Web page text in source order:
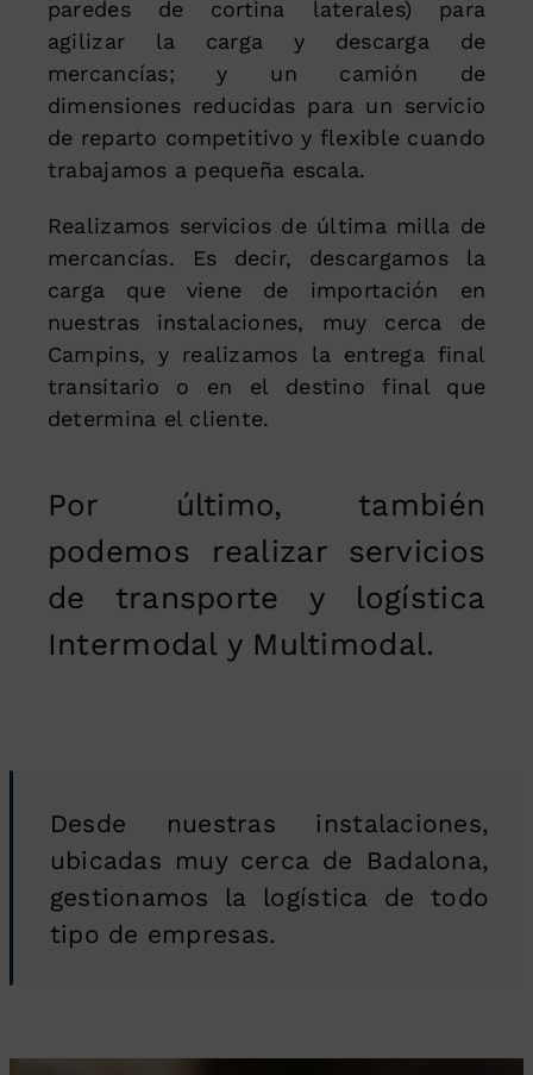
paredes de cortina laterales) para
agilizar la carga y descarga de
mercancías; y un camión de
dimensiones reducidas para un servicio
de reparto competitivo y flexible cuando
trabajamos a pequeña escala.
Realizamos servicios de última milla de
mercancías. Es decir, descargamos la
carga que viene de importación en
nuestras instalaciones, muy cerca de
Campins, y realizamos la entrega final
transitario o en el destino final que
determina el cliente.
Por último, también
podemos realizar servicios
de transporte y logística
Intermodal y Multimodal.
Desde nuestras instalaciones,
ubicadas muy cerca de Badalona,
gestionamos la logística de todo
tipo de empresas.